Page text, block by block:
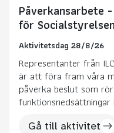
Påverkansarbete
för
Aktivitetsdag 28/8/26
Representanter från
är att föra fram våra
påverka beslut som
funktionsnedsättningar
Gå till aktivitet